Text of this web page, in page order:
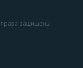
защищены